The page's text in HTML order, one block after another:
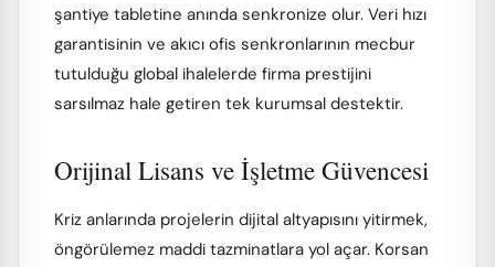
şantiye tabletine anında senkronize olur. Veri hızı
garantisinin ve akıcı ofis senkronlarının mecbur
tutulduğu global ihalelerde firma prestijini
sarsılmaz hale getiren tek kurumsal destektir.
Orijinal Lisans ve İşletme Güvencesi
Kriz anlarında projelerin dijital altyapısını yitirmek,
öngörülemez maddi tazminatlara yol açar. Korsan